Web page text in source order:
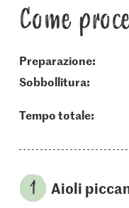
Come
Preparazione:
sobbollitura:
Tempo totale:
Aioli